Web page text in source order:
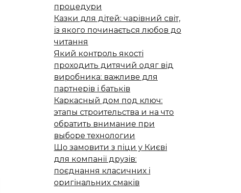
процедури
Казки для дітей: чарівний світ,
із якого починається любов до
читання
Який контроль якості
проходить дитячий одяг від
виробника: важливе для
партнерів і батьків
Каркасный дом под ключ:
этапы строительства и на что
обратить внимание при
выборе технологии
Що замовити з піци у Києві
для компанії друзів:
поєднання класичних і
оригінальних смаків